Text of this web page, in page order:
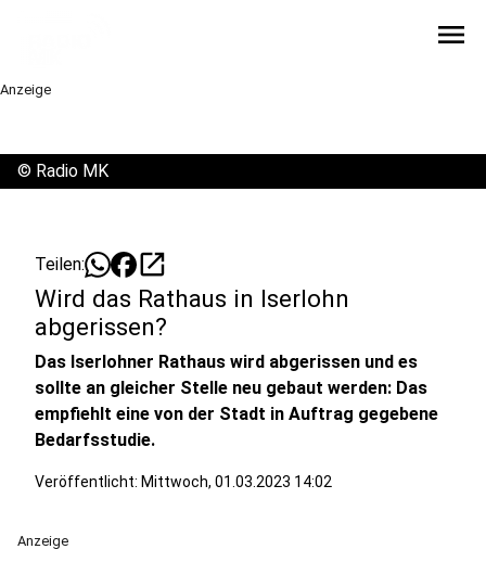
menu
Anzeige
© Radio MK
Teilen: open_in_new
Wird das Rathaus in Iserlohn
abgerissen?
Das Iserlohner Rathaus wird abgerissen und es
sollte an gleicher Stelle neu gebaut werden: Das
empfiehlt eine von der Stadt in Auftrag gegebene
Bedarfsstudie.
Veröffentlicht: Mittwoch, 01.03.2023 14:02
Anzeige